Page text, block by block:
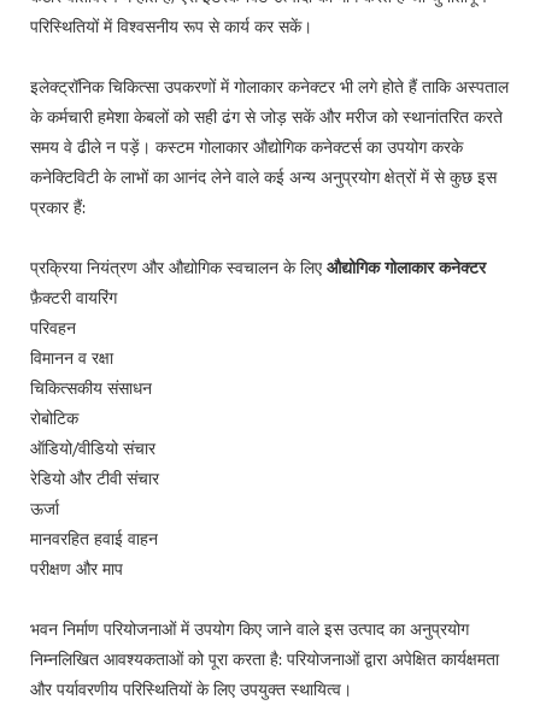
परिस्थितियों में विश्वसनीय रूप से कार्य कर सकें।
इलेक्ट्रॉनिक चिकित्सा उपकरणों में गोलाकार कनेक्टर भी लगे होते हैं ताकि अस्पताल
के कर्मचारी हमेशा केबलों को सही ढंग से जोड़ सकें और मरीज को स्थानांतरित करते
समय वे ढीले न पड़ें। कस्टम गोलाकार औद्योगिक कनेक्टर्स का उपयोग करके
कनेक्टिविटी के लाभों का आनंद लेने वाले कई अन्य अनुप्रयोग क्षेत्रों में से कुछ इस
प्रकार हैं:
प्रक्रिया नियंत्रण और औद्योगिक स्वचालन के लिएऔद्योगिक गोलाकार कनेक्टर
फ़ैक्टरी वायरिंग
परिवहन
विमानन व रक्षा
चिकित्सकीय संसाधन
रोबोटिक
ऑडियो/वीडियो संचार
रेडियो और टीवी संचार
ऊर्जा
मानवरहित हवाई वाहन
परीक्षण और माप
भवन निर्माण परियोजनाओं में उपयोग किए जाने वाले इस उत्पाद का अनुप्रयोग
निम्नलिखित आवश्यकताओं को पूरा करता है: परियोजनाओं द्वारा अपेक्षित कार्यक्षमता
और पर्यावरणीय परिस्थितियों के लिए उपयुक्त स्थायित्व।